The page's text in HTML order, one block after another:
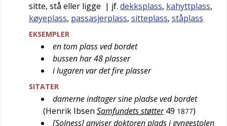
sitte, stå eller ligge | jf. dekksplass, kahyttplass,
køyeplass, passasjerplass, sitteplass, ståplass
EKSEMPLER
en tom plass ved bordet
bussen har 48 plasser
i lugaren var det fire plasser
SITATER
damerne indtager sine pladse ved bordet
(Henrik Ibsen Samfundets støtter 49 1877)
[Solness] anviser doktoren plads i gyngestolen